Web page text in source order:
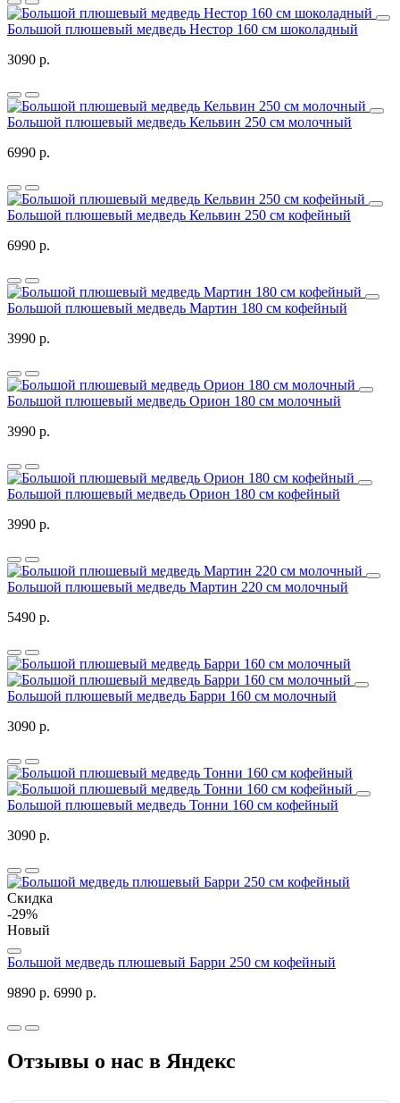
Большой плюшевый медведь Нестор 160 см шоколадный
3090 р.
Большой плюшевый медведь Кельвин 250 см молочный
6990 р.
Большой плюшевый медведь Кельвин 250 см кофейный
6990 р.
Большой плюшевый медведь Мартин 180 см кофейный
3990 р.
Большой плюшевый медведь Орион 180 см молочный
3990 р.
Большой плюшевый медведь Орион 180 см кофейный
3990 р.
Большой плюшевый медведь Мартин 220 см молочный
5490 р.
Большой плюшевый медведь Барри 160 см молочный
3090 р.
Большой плюшевый медведь Тонни 160 см кофейный
3090 р.
Скидка
-29%
Новый
Большой медведь плюшевый Барри 250 см кофейный
9890 р. 6990 р.
Отзывы о нас в Яндекс